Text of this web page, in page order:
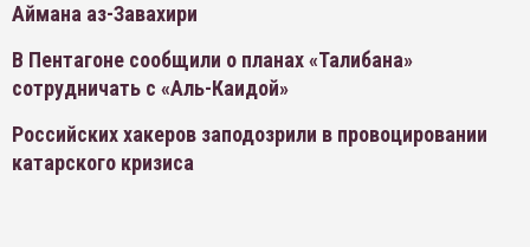
Аймана аз-Завахири
В Пентагоне сообщили о планах «Талибана»
сотрудничать с «Аль-Каидой»
Российских хакеров заподозрили в провоцировании
катарского кризиса